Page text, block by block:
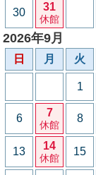
30 31
休館
2026年9月
日 月 火
1
6 7
休館
8
13 14
休館
15